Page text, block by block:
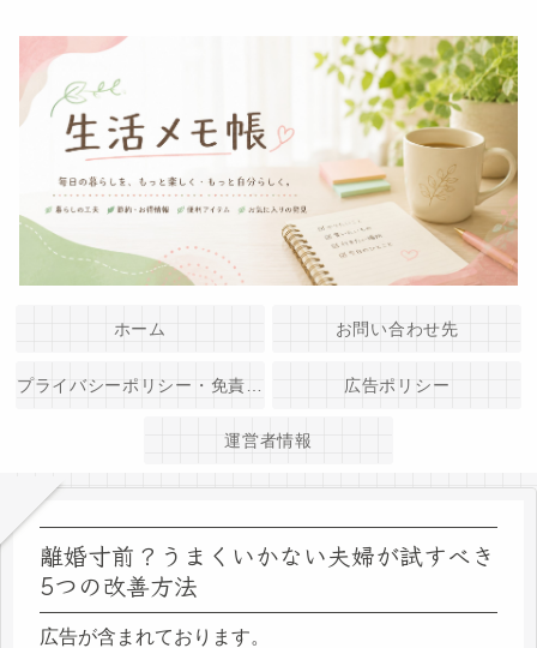
ホーム お問い合わせ先
広告ポリシー
運営者情報
離婚寸前？うまくいかない夫婦が試すべき
5つの改善方法
広告が含まれております。